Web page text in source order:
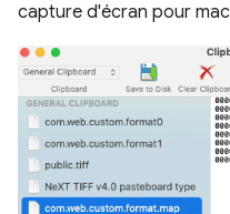
capture d'écran pour